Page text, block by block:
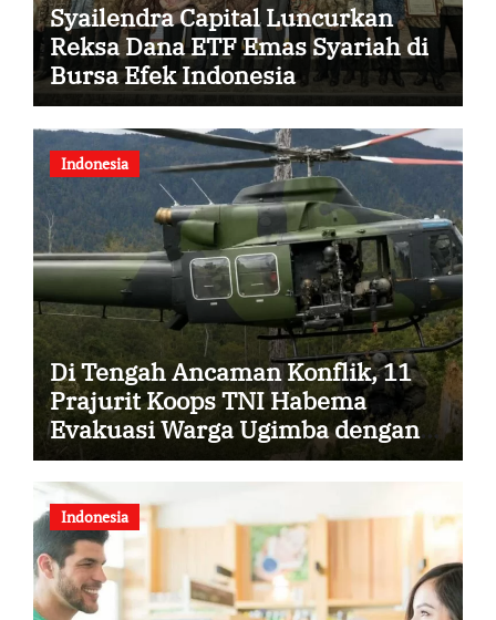
Syailendra Capital Luncurkan
Reksa Dana ETF Emas Syariah di
Bursa Efek Indonesia
Indonesia
Di Tengah Ancaman Konflik, 11
Prajurit Koops TNI Habema
Evakuasi Warga Ugimba dengan
Dua Helikopter
Indonesia